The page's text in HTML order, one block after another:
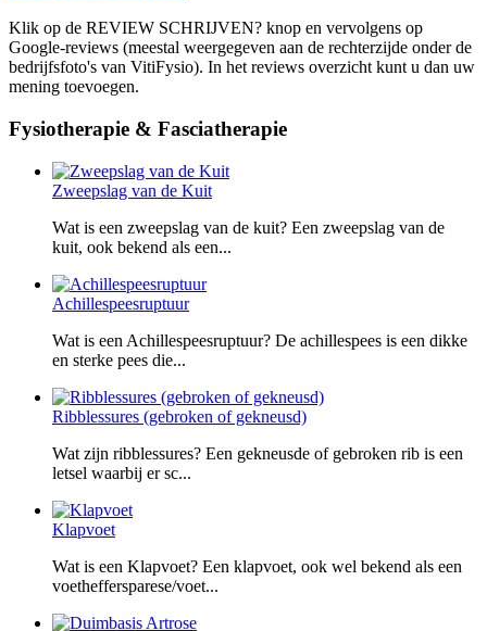
Klik op de REVIEW SCHRIJVEN? knop en vervolgens op
Google-reviews (meestal weergegeven aan de rechterzijde onder de
bedrijfsfoto's van VitiFysio). In het reviews overzicht kunt u dan uw
mening toevoegen.
Fysiotherapie & Fasciatherapie
Zweepslag van de Kuit
Wat is een zweepslag van de kuit? Een zweepslag van de
kuit, ook bekend als een...
Achillespeesruptuur
Wat is een Achillespeesruptuur? De achillespees is een dikke
en sterke pees die...
Ribblessures (gebroken of gekneusd)
Wat zijn ribblessures? Een gekneusde of gebroken rib is een
letsel waarbij er sc...
Klapvoet
Wat is een Klapvoet? Een klapvoet, ook wel bekend als een
voetheffersparese/voet...